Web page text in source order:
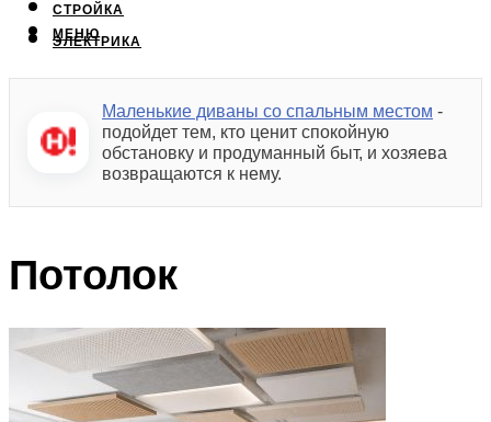
СТРОЙКА
ЭЛЕКТРИКА
МЕНЮ
Маленькие диваны со спальным местом -
подойдет тем, кто ценит спокойную
обстановку и продуманный быт, и хозяева
возвращаются к нему.
Потолок